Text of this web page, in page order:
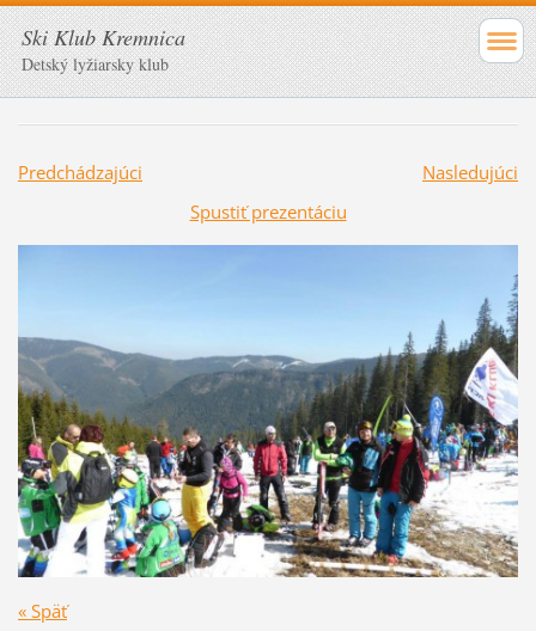
Ski Klub Kremnica
Detský lyžiarsky klub
Predchádzajúci
Nasledujúci
Spustiť prezentáciu
« Späť